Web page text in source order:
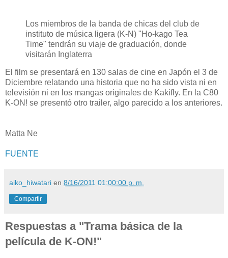
Los miembros de la banda de chicas del club de
instituto de música ligera (K-N) "Ho-kago Tea
Time" tendrán su viaje de graduación, donde
visitarán Inglaterra
El film se presentará en 130 salas de cine en Japón el 3 de
Diciembre relatando una historia que no ha sido vista ni en
televisión ni en los mangas originales de Kakifly. En la C80
K-ON! se presentó otro trailer, algo parecido a los anteriores.
Matta Ne
FUENTE
aiko_hiwatari en 8/16/2011 01:00:00 p. m.
Compartir
Respuestas a "Trama básica de la
película de K-ON!"